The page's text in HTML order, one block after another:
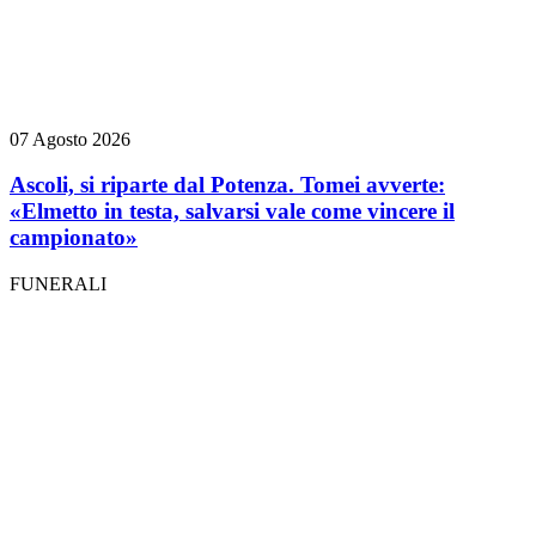
07 Agosto 2026
Ascoli, si riparte dal Potenza. Tomei avverte:
«Elmetto in testa, salvarsi vale come vincere il
campionato»
FUNERALI